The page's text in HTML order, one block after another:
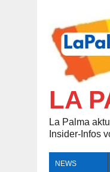
LA
La Palma
Insider-Infos
NEWS